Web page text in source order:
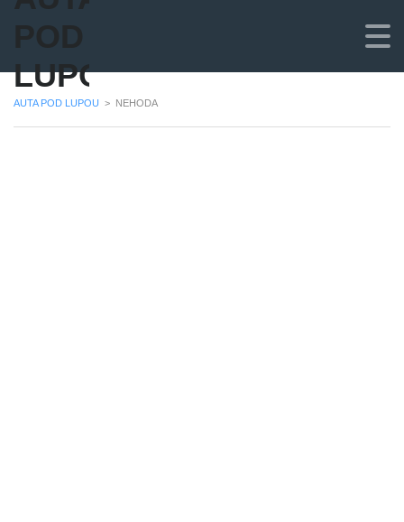
POD
LUPOU
AUTA POD LUPOU > NEHODA